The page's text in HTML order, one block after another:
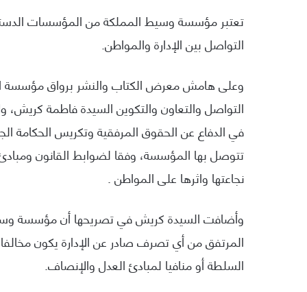
تعتبر مؤسسة وسيط المملكة من المؤسسات
التواصل بين الإدارة والمواطن.
وعلى هامش معرض الكتاب والنشر برواق
التواصل والتعاون والتكوين السيدة فاطمة
في الدفاع عن الحقوق المرفقية وتكريس الحكامة
تتوصل بها المؤسسة، وفقا لضوابط القانون
نجاعتها واثرها على المواطن .
وأضافت السيدة كريش في تصريحها أن مؤسسة
المرتفق من أي تصرف صادر عن الإدارة يكون
السلطة أو منافيا لمبادئ العدل والإنصاف.